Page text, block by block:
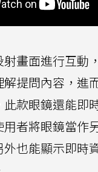
射畫面進行互動
提問內容，進
此款眼鏡還能即
者將眼鏡當作
也能顯示即時